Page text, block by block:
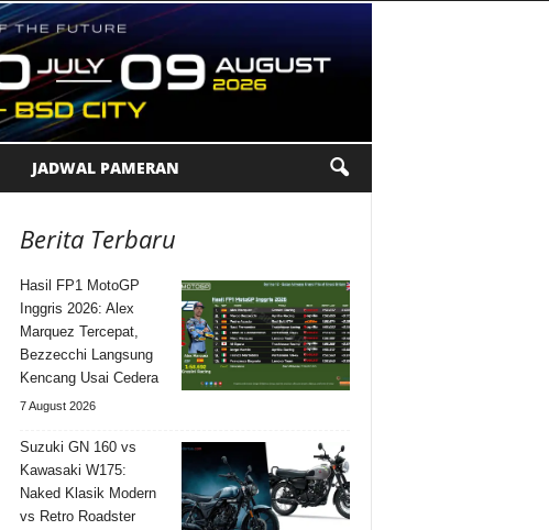
JADWAL PAMERAN
Berita Terbaru
Hasil FP1 MotoGP
Inggris 2026: Alex
Marquez Tercepat,
Bezzecchi Langsung
Kencang Usai Cedera
7 August 2026
Suzuki GN 160 vs
Kawasaki W175:
Naked Klasik Modern
vs Retro Roadster